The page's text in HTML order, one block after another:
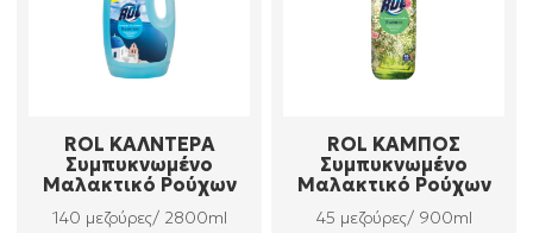
ROL ΚΑΛΝΤΕΡΑ
Συμπυκνωμένο
Μαλακτικό Ρούχων
140 μεζούρες/ 2800ml
ROL ΚΑΜΠΟΣ
Συμπυκνωμένο
Μαλακτικό Ρούχων
45 μεζούρες/ 900ml